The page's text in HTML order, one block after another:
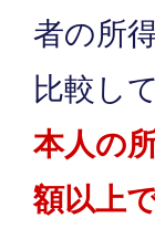
者の所
比較し
本人の
額以上